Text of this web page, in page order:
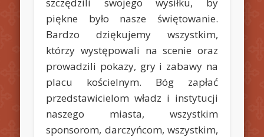
piękne było nasze świętowanie.
Bardzo dziękujemy wszystkim,
którzy występowali na scenie oraz
prowadzili pokazy, gry i zabawy na
placu kościelnym. Bóg zapłać
przedstawicielom władz i instytucji
naszego miasta, wszystkim
sponsorom, darczyńcom, wszystkim,